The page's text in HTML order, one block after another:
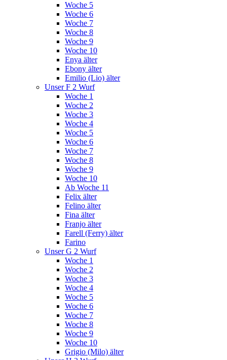
Woche 5
Woche 6
Woche 7
Woche 8
Woche 9
Woche 10
Enya älter
Ebony älter
Emilio (Lio) älter
Unser F 2 Wurf
Woche 1
Woche 2
Woche 3
Woche 4
Woche 5
Woche 6
Woche 7
Woche 8
Woche 9
Woche 10
Ab Woche 11
Felix älter
Felino älter
Fina älter
Franjo älter
Farell (Ferry) älter
Farino
Unser G 2 Wurf
Woche 1
Woche 2
Woche 3
Woche 4
Woche 5
Woche 6
Woche 7
Woche 8
Woche 9
Woche 10
Grigio (Milo) älter